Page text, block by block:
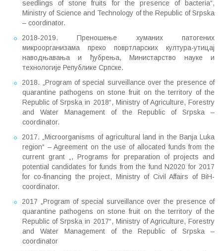
seedlings of stone fruits for the presence of bacteria“,
Ministry of Science and Technology of the Republic of Srpska
– coordinator.
2018-2019. Преношење хуманих патогених
микроорганизама преко повртларских култура-утицај
наводњавања и ђубрења, Министарство науке и
технологије Републике Српске.
2018. „Program of special surveillance over the presence of
quarantine pathogens on stone fruit on the territory of the
Republic of Srpska in 2018“, Ministry of Agriculture, Forestry
and Water Management of the Republic of Srpska –
coordinator.
2017. „Microorganisms of agricultural land in the Banja Luka
region“ – Agreement on the use of allocated funds from the
current grant „, Programs for preparation of projects and
potential candidates for funds from the fund N2020 for 2017
for co-financing the project, Ministry of Civil Affairs of BiH-
coordinator.
2017 „Program of special surveillance over the presence of
quarantine pathogens on stone fruit on the territory of the
Republic of Srpska in 2017“, Ministry of Agriculture, Forestry
and Water Management of the Republic of Srpska –
coordinator